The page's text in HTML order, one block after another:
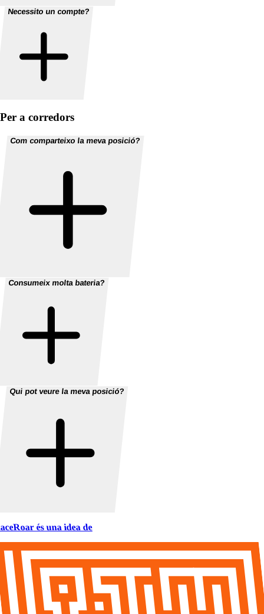
Necessito un compte?
Per a corredors
Com comparteixo la meva posició?
Consumeix molta bateria?
Qui pot veure la meva posició?
és una idea de